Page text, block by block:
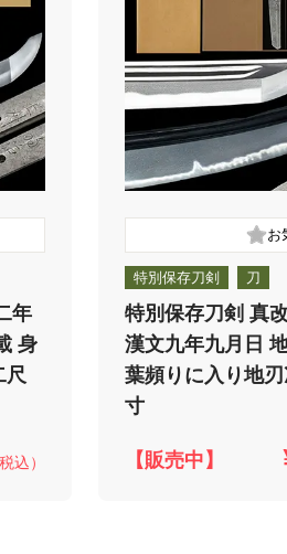
年
身
尺
税込）
特別保存刀剣 刀
特別保存刀剣 真
漢文九年九月日
葉頻りに入り地
寸
【販売中】